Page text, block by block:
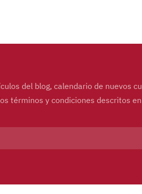
del blog, calendario de nuevos
términos y condiciones descritos